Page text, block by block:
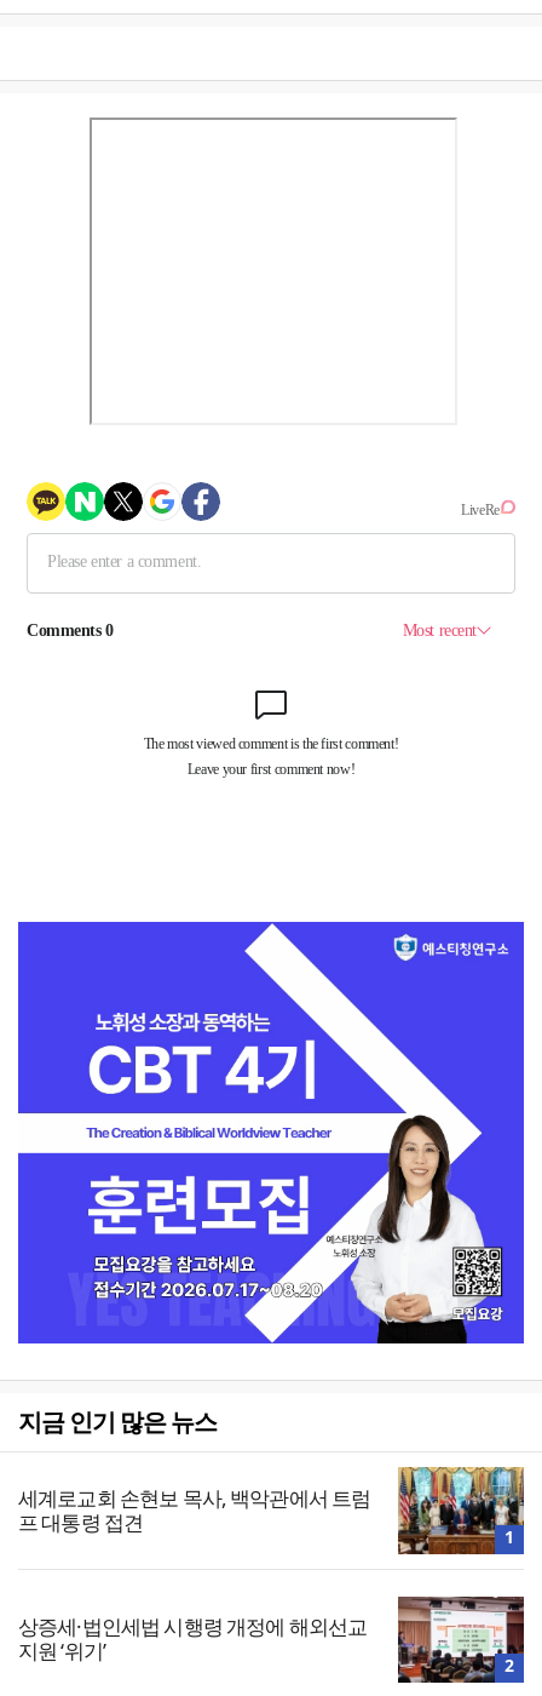
지금 인기 많은 뉴스
세계로교회 손현보 목사, 백악관에서 트럼
프 대통령 접견
1
상증세·법인세법 시행령 개정에 해외선교
지원 ‘위기’
2